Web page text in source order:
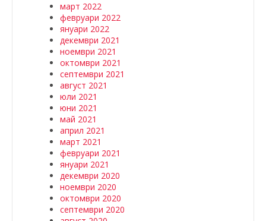
март 2022
февруари 2022
януари 2022
декември 2021
ноември 2021
октомври 2021
септември 2021
август 2021
юли 2021
юни 2021
май 2021
април 2021
март 2021
февруари 2021
януари 2021
декември 2020
ноември 2020
октомври 2020
септември 2020